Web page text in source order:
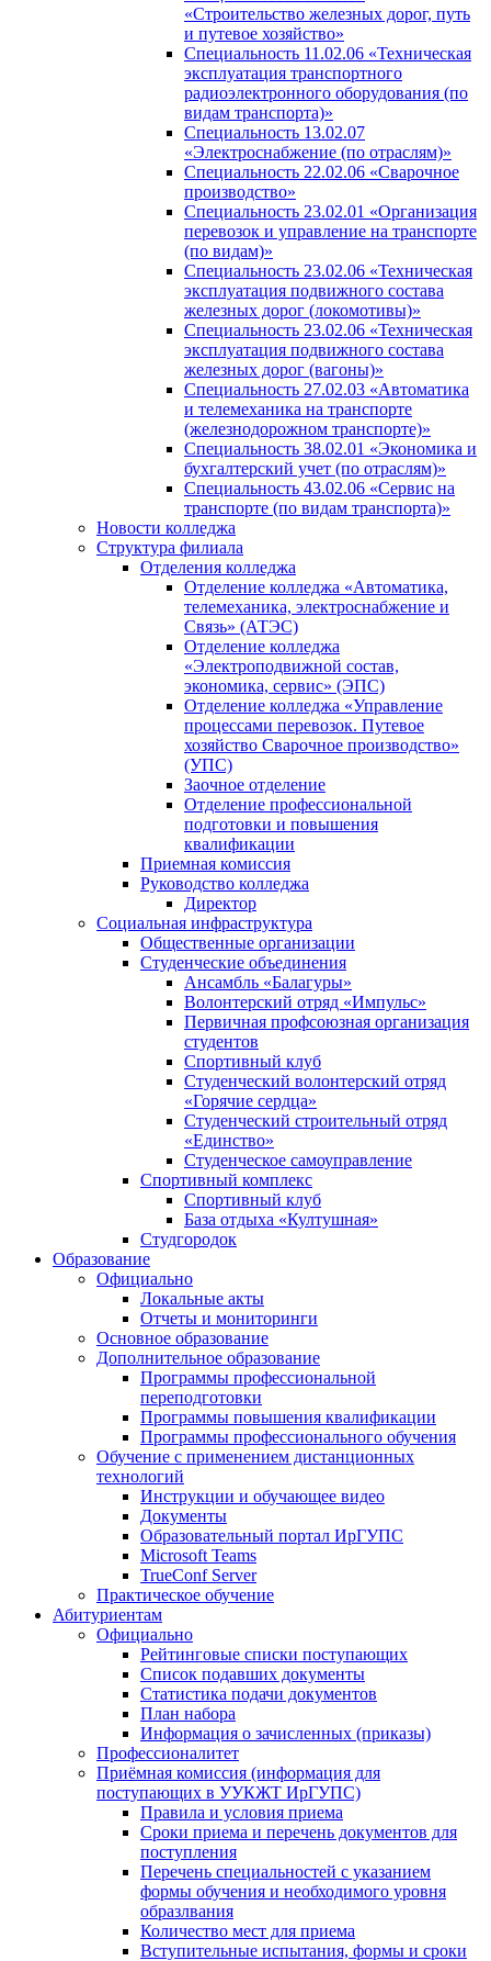
«Строительство железных дорог, путь
и путевое хозяйство»
Специальность 11.02.06 «Техническая
эксплуатация транспортного
радиоэлектронного оборудования (по
видам транспорта)»
Специальность 13.02.07
«Электроснабжение (по отраслям)»
Специальность 22.02.06 «Сварочное
производство»
Специальность 23.02.01 «Организация
перевозок и управление на транспорте
(по видам)»
Специальность 23.02.06 «Техническая
эксплуатация подвижного состава
железных дорог (локомотивы)»
Специальность 23.02.06 «Техническая
эксплуатация подвижного состава
железных дорог (вагоны)»
Специальность 27.02.03 «Автоматика
и телемеханика на транспорте
(железнодорожном транспорте)»
Специальность 38.02.01 «Экономика и
бухгалтерский учет (по отраслям)»
Специальность 43.02.06 «Сервис на
транспорте (по видам транспорта)»
Новости колледжа
Структура филиала
Отделения колледжа
Отделение колледжа «Автоматика,
телемеханика, электроснабжение и
Связь» (АТЭС)
Отделение колледжа
«Электроподвижной состав,
экономика, сервис» (ЭПС)
Отделение колледжа «Управление
процессами перевозок. Путевое
хозяйство Сварочное производство»
(УПС)
Заочное отделение
Отделение профессиональной
подготовки и повышения
квалификации
Приемная комиссия
Руководство колледжа
Директор
Социальная инфраструктура
Общественные организации
Студенческие объединения
Ансамбль «Балагуры»
Волонтерский отряд «Импульс»
Первичная профсоюзная организация
студентов
Спортивный клуб
Студенческий волонтерский отряд
«Горячие сердца»
Студенческий строительный отряд
«Единство»
Студенческое самоуправление
Спортивный комплекс
Спортивный клуб
База отдыха «Култушная»
Студгородок
Образование
Официально
Локальные акты
Отчеты и мониторинги
Основное образование
Дополнительное образование
Программы профессиональной
переподготовки
Программы повышения квалификации
Программы профессионального обучения
Обучение с применением дистанционных
технологий
Инструкции и обучающее видео
Документы
Образовательный портал ИрГУПС
Microsoft Teams
TrueConf Server
Практическое обучение
Абитуриентам
Официально
Рейтинговые списки поступающих
Список подавших документы
Статистика подачи документов
План набора
Информация о зачисленных (приказы)
Профессионалитет
Приёмная комиссия (информация для
поступающих в УУКЖТ ИрГУПС)
Правила и условия приема
Сроки приема и перечень документов для
поступления
Перечень специальностей с указанием
формы обучения и необходимого уровня
образлвания
Количество мест для приема
Вступительные испытания, формы и сроки